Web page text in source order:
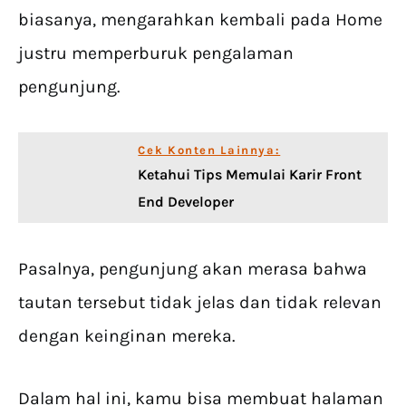
biasanya, mengarahkan kembali pada Home
justru memperburuk pengalaman
pengunjung.
Cek Konten Lainnya:
Ketahui Tips Memulai Karir Front
End Developer
Pasalnya, pengunjung akan merasa bahwa
tautan tersebut tidak jelas dan tidak relevan
dengan keinginan mereka.
Dalam hal ini, kamu bisa membuat halaman